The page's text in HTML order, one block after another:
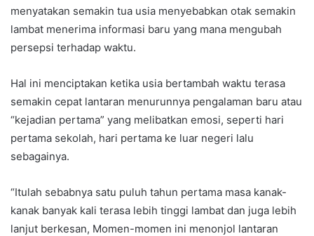
menyatakan semakin tua usia menyebabkan otak semakin
lambat menerima informasi baru yang mana mengubah
persepsi terhadap waktu.
Hal ini menciptakan ketika usia bertambah waktu terasa
semakin cepat lantaran menurunnya pengalaman baru atau
“kejadian pertama” yang melibatkan emosi, seperti hari
pertama sekolah, hari pertama ke luar negeri lalu
sebagainya.
“Itulah sebabnya satu puluh tahun pertama masa kanak-
kanak banyak kali terasa lebih tinggi lambat dan juga lebih
lanjut berkesan, Momen-momen ini menonjol lantaran